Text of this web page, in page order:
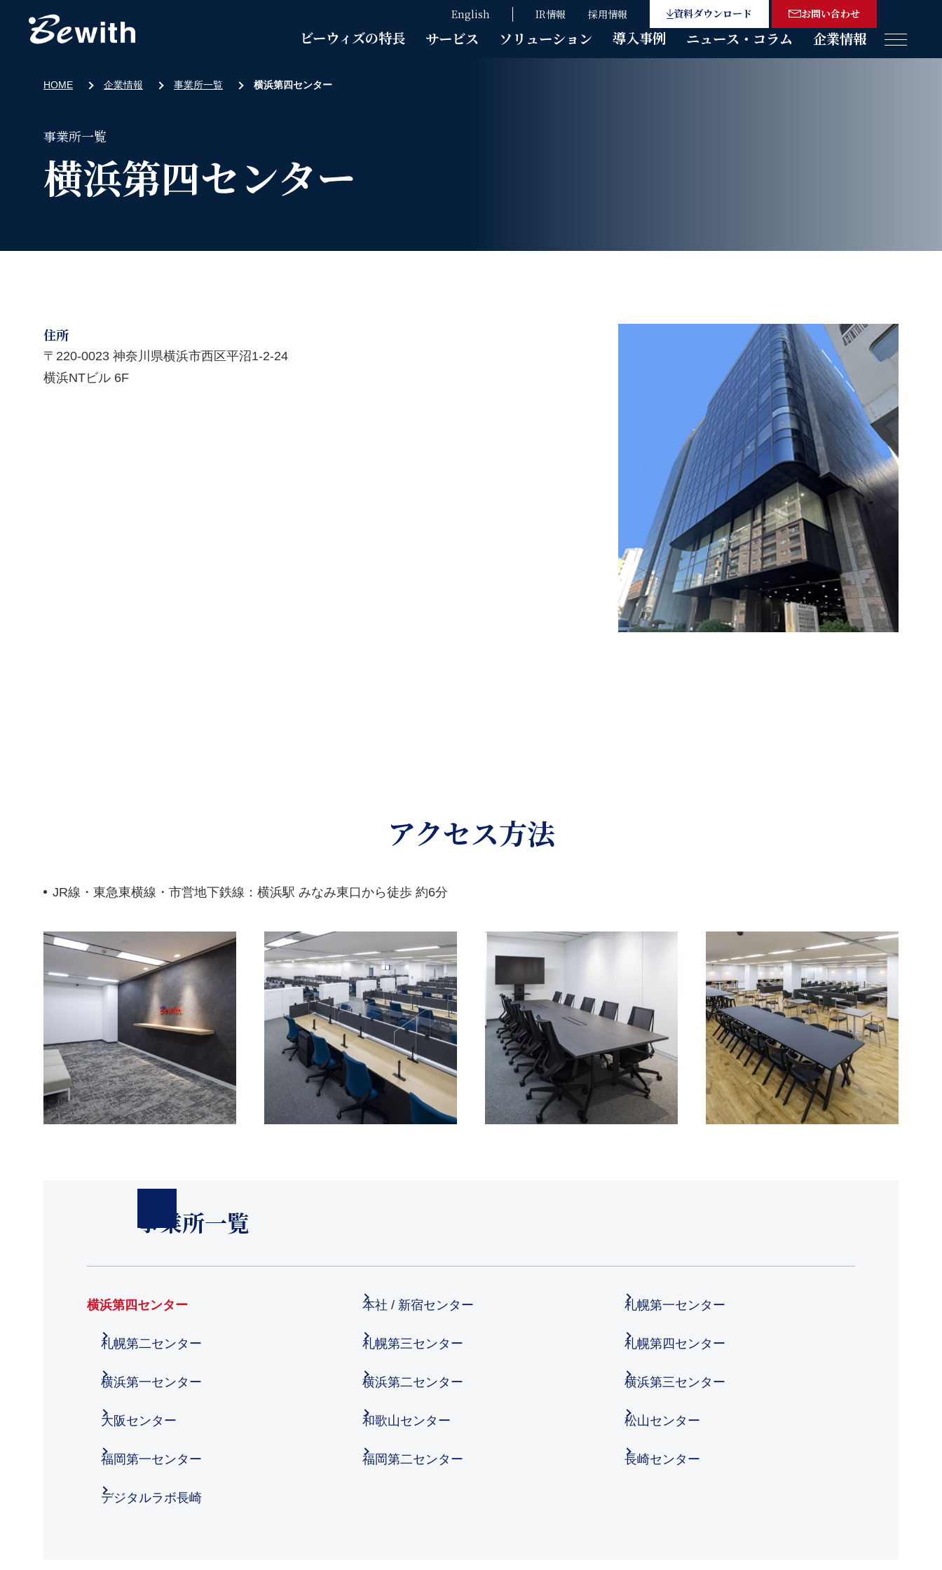
English IR情報 採用情報 資料ダウンロード お問い合わせ
ビーウィズの特長 サービス ソリューション 導入事例 ニュース・コラム 企業情報 メニュ
HOME 企業情報 事業所一覧 横浜第四センター
横浜第四センター
事業所一覧
住所
〒220-0023 神奈川県横浜市西区平沼1-2-24
横浜NTビル 6F
アクセス方法
JR線・東急東横線・市営地下鉄線：横浜駅 みなみ東口から徒歩 約6分
事業所一覧
横浜第四センター 本社 / 新宿センター 札幌第一センター
札幌第二センター 札幌第三センター 札幌第四センター
横浜第一センター 横浜第二センター 横浜第三センター
大阪センター 和歌山センター 松山センター
福岡第一センター 福岡第二センター 長崎センター
デジタルラボ長崎